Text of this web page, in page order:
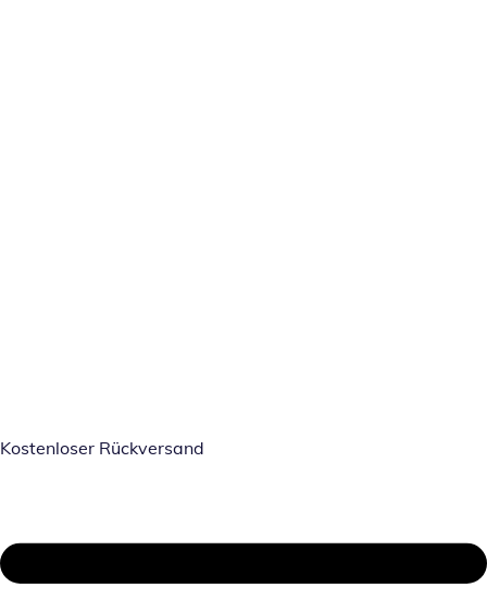
Kostenloser Rückversand